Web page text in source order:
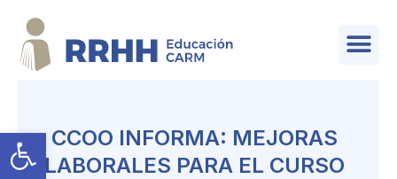
Abrir barra de herramientas
CCOO INFORMA: MEJORAS
LABORALES PARA EL CURSO